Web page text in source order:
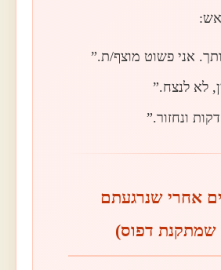
אני פשוט מוצף/ת.”
לא לנצח.”
אחרי שנרגעתם
דפוס)